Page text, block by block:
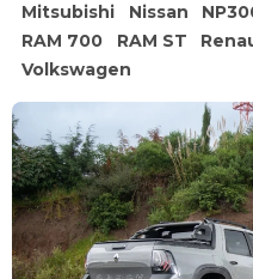
Mitsubishi
Nissan
RAM 700
RAM ST
Volkswagen